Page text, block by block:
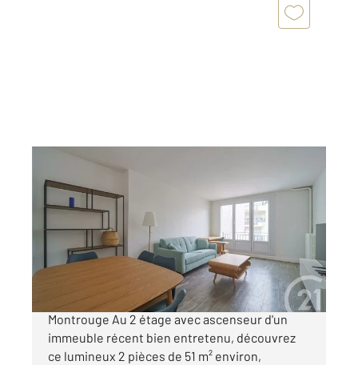
MONTROUGE 92
51,17 m
Ref : 11731
Appartement F2 à vendre
399 000 €
À vendre Beau 2 pièces de 51 m² Rue Périer,
Montrouge Au 2 étage avec ascenseur d'un
immeuble récent bien entretenu, découvrez
ce lumineux 2 pièces de 51 m² environ,